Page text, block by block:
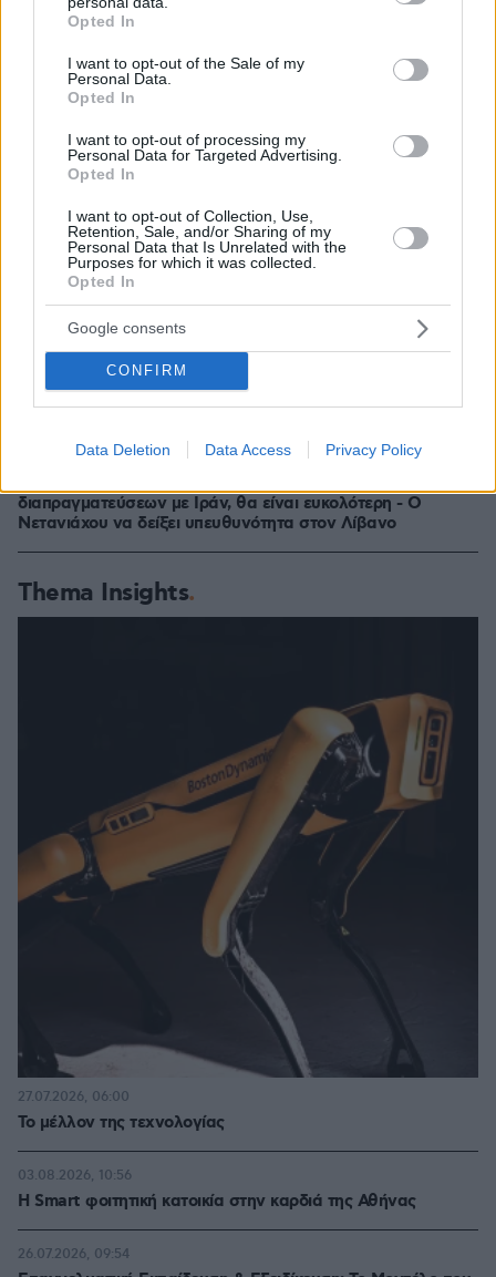
grant or deny consent to Google and its third-party tags to
use your data for below specified purposes in below Google
consent section.
Opted In
I want to opt-out of the Sale of my
Personal Data.
Opted In
I want to opt-out of processing my
Personal Data for Targeted Advertising.
Opted In
I want to opt-out of Collection, Use,
Retention, Sale, and/or Sharing of my
Personal Data that Is Unrelated with the
Purposes for which it was collected.
Opted In
Google consents
CONFIRM
Data Deletion Data Access Privacy Policy
διαπραγματεύσεων με Ιράν, θα είναι ευκολότερη - Ο
Νετανιάχου να δείξει υπευθυνότητα στον Λίβανο
16.06.2026, 13:04
Thema Insights
Το μέλλον της τεχνολογίας
27.07.2026, 06:00
Η Smart φοιτητική κατοικία στην καρδιά της Αθήνας
03.08.2026, 10:56
26.07.2026, 09:54